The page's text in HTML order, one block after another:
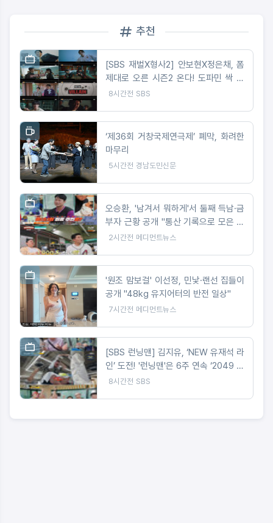
추천
[SBS 재벌X형사2] 안보현X정은채, 폼
제대로 오른 시즌2 온다! 도파민 싹 도
는 3분 하이라이트 ‘화제’
8시간전 SBS
‘제36회 거창국제연극제’ 폐막, 화려한
마무리
5시간전 경남도민신문
오승환, '남겨서 뭐하게'서 둘째 득남·금
부자 근황 공개 "통산 기록으로 모은 금
만 1000돈"
2시간전 메디먼트뉴스
'원조 맘보걸' 이선정, 민낯·랜선 집들이
공개 "48kg 유지어터의 반전 일상"
7시간전 메디먼트뉴스
[SBS 런닝맨] 김지유, ‘NEW 유재석 라
인’ 도전! '런닝맨'은 6주 연속 ‘2049 시
청률’ 동시간대 예능 1위
8시간전 SBS